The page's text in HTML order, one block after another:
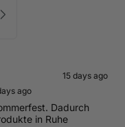
15 days ago
ago
Dadurch
in Ruhe